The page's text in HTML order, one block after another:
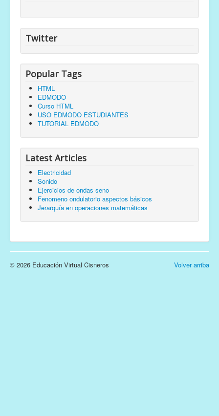
Twitter
Popular Tags
HTML
EDMODO
Curso HTML
USO EDMODO ESTUDIANTES
TUTORIAL EDMODO
Latest Articles
Electricidad
Sonido
Ejercicios de ondas seno
Fenomeno ondulatorio aspectos básicos
Jerarquía en operaciones matemáticas
Volver arriba
© 2026 Educación Virtual Cisneros